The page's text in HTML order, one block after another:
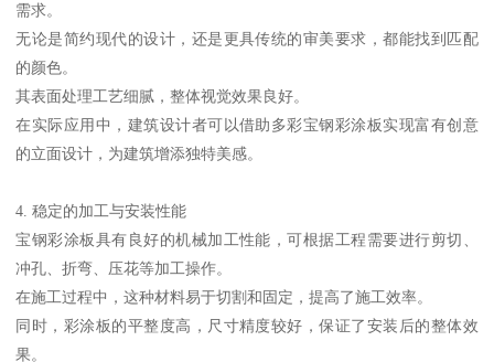
需求。
无论是简约现代的设计，还是更具传统的审美要求，都能找到匹配
的颜色。
其表面处理工艺细腻，整体视觉效果良好。
在实际应用中，建筑设计者可以借助多彩宝钢彩涂板实现富有创意
的立面设计，为建筑增添独特美感。
4. 稳定的加工与安装性能
宝钢彩涂板具有良好的机械加工性能，可根据工程需要进行剪切、
冲孔、折弯、压花等加工操作。
在施工过程中，这种材料易于切割和固定，提高了施工效率。
同时，彩涂板的平整度高，尺寸精度较好，保证了安装后的整体效
果。